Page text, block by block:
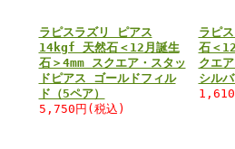
ラピスラズリ ピアス
14kgf 天然石＜12月誕生
石＞4mm スクエア・スタッ
ドピアス ゴールドフィル
ド（5ペア）
5,750円(税込)
ラピ
石＜
クエ
シル